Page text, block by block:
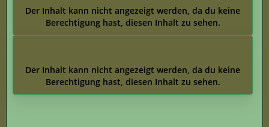
Der Inhalt kann nicht angezeigt werden, da du keine
Berechtigung hast, diesen Inhalt zu sehen.
Der Inhalt kann nicht angezeigt werden, da du keine
Berechtigung hast, diesen Inhalt zu sehen.